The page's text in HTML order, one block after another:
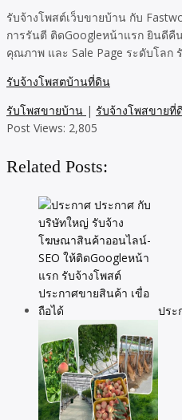
รับจ้างโพสต์เว็บขายบ้าน กับ
การรันตี ติดGoogleหน้าแรก ยินดีคื
คุณภาพ และ Sale Page ระดับโลก
รับจ้างโพสตบ้านที่ดิน
รับโพสขายบ้าน | รับจ้างโพสขายที่
Post Views: 2,805
Related Posts:
ประ